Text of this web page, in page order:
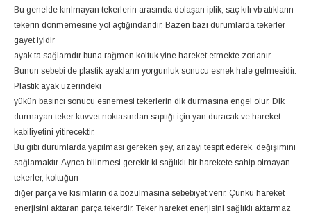
Bu genelde kırılmayan tekerlerin arasında dolaşan iplik, saç kılı vb atıkların
tekerin dönmemesine yol açtığındandır. Bazen bazı durumlarda tekerler
gayet iyidir
ayak ta sağlamdır buna rağmen koltuk yine hareket etmekte zorlanır.
Bunun sebebi de plastik ayakların yorgunluk sonucu esnek hale gelmesidir.
Plastik ayak üzerindeki
yükün basıncı sonucu esnemesi tekerlerin dik durmasına engel olur. Dik
durmayan teker kuvvet noktasından saptığı için yan duracak ve hareket
kabiliyetini yitirecektir.
Bu gibi durumlarda yapılması gereken şey, arızayı tespit ederek, değişimini
sağlamaktır. Ayrıca bilinmesi gerekir ki sağlıklı bir harekete sahip olmayan
tekerler, koltuğun
diğer parça ve kısımların da bozulmasına sebebiyet verir. Çünkü hareket
enerjisini aktaran parça tekerdir. Teker hareket enerjisini sağlıklı aktarmaz